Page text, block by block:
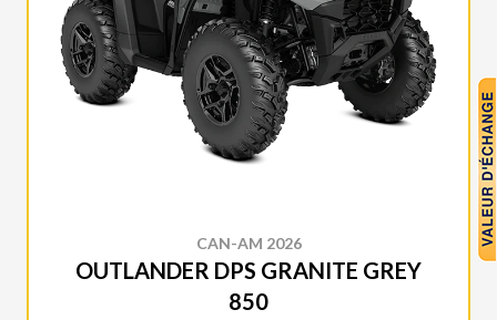
CAN-AM 2026
OUTLANDER DPS GRANITE GREY
850